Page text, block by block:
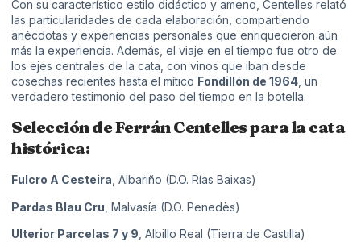
Con su característico estilo didáctico y ameno, Centelles relató
las particularidades de cada elaboración, compartiendo
anécdotas y experiencias personales que enriquecieron aún
más la experiencia. Además, el viaje en el tiempo fue otro de
los ejes centrales de la cata, con vinos que iban desde
cosechas recientes hasta el mítico Fondillón de 1964 , un
verdadero testimonio del paso del tiempo en la botella.
Selección de Ferrán Centelles para la cata
histórica:
Fulcro A Cesteira , Albariño (D.O. Rías Baixas)
Pardas Blau Cru , Malvasía (D.O. Penedès)
Ulterior Parcelas 7 y 9 , Albillo Real (Tierra de Castilla)